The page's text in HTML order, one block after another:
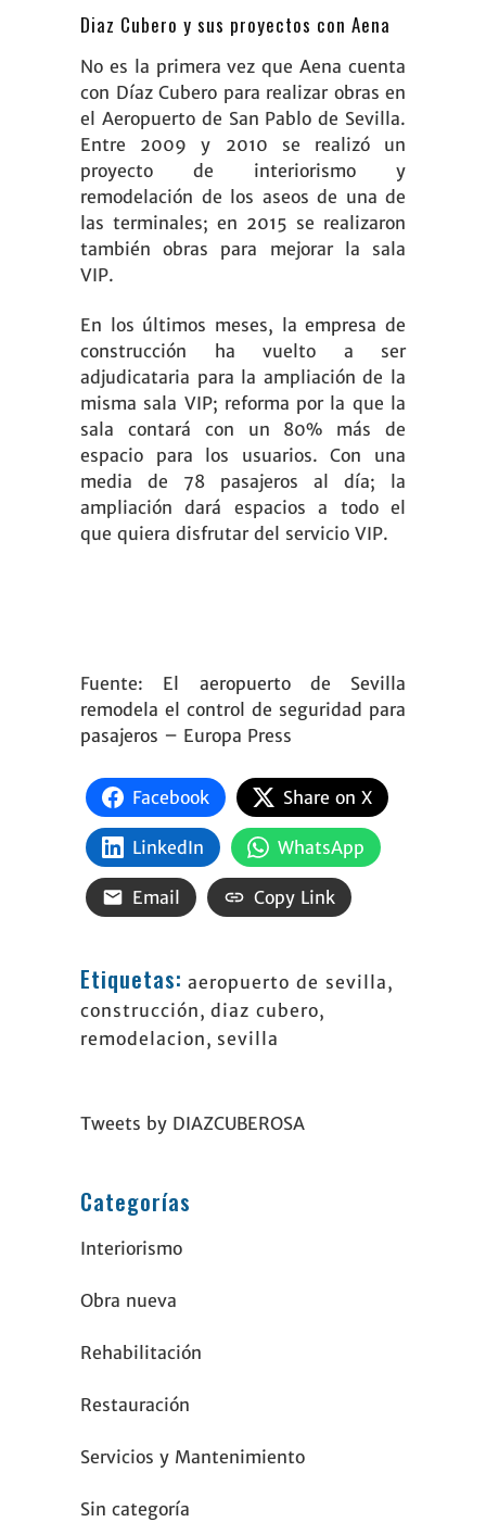
Diaz Cubero y sus proyectos con Aena
No es la primera vez que Aena cuenta
con Díaz Cubero para realizar obras en
el Aeropuerto de San Pablo de Sevilla.
Entre 2009 y 2010 se realizó un
proyecto de interiorismo y
remodelación de los aseos de una de
las terminales; en 2015 se realizaron
también obras para mejorar la sala
VIP.
En los últimos meses, laempresa de
construcción ha vuelto a ser
adjudicataria para la ampliación de la
misma sala VIP; reforma por la que la
sala contará con un 80% más de
espacio para los usuarios. Con una
media de 78 pasajeros al día; la
ampliación dará espacios a todo el
que quiera disfrutar del servicio VIP.
Fuente: El aeropuerto de Sevilla
remodela el control de seguridad para
pasajeros – Europa Press
Facebook Share on X
LinkedIn WhatsApp
Email Copy Link
Etiquetas: aeropuerto de sevilla,
construcción, diaz cubero,
remodelacion, sevilla
Tweets by DIAZCUBEROSA
Categorías
Interiorismo
Obra nueva
Rehabilitación
Restauración
Servicios y Mantenimiento
Sin categoría